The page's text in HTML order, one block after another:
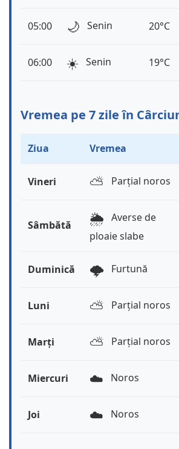
05:00 🌙 Senin 20°C
06:00 ☀️ Senin 19°C
Vremea pe 7 zile în
Ziua Vremea
Vineri ⛅️ Parțial noros
Sâmbătă 🌦️ Averse de
ploaie slabe
Duminică 🌩️ Furtună
Luni ⛅️ Parțial noros
Marți ⛅️ Parțial noros
Miercuri ☁️ Noros
Joi ☁️ Noros